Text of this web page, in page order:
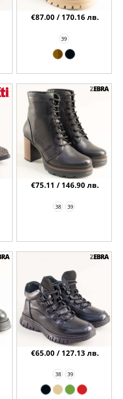
39
€87.00 / 170.16 лв.
38 39
€75.11 / 146.90 лв.
38 39
€65.00 / 127.13 лв.